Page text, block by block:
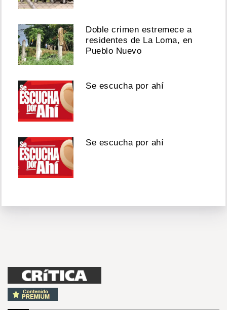
Doble crimen estremece a
residentes de La Loma, en
Pueblo Nuevo
Se escucha por ahí
Se escucha por ahí